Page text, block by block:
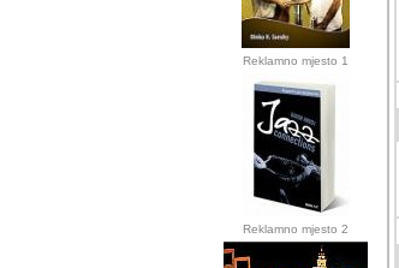
Reklamno mjesto 1
Reklamno mjesto 2